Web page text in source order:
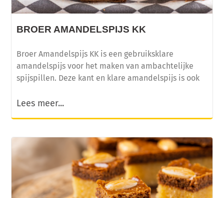
BROER AMANDELSPIJS KK
Broer Amandelspijs KK is een gebruiksklare
amandelspijs voor het maken van ambachtelijke
spijspillen. Deze kant en klare amandelspijs is ook
Lees meer...